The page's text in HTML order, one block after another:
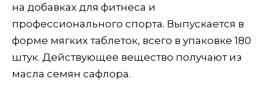
на добавках для фитнеса и
профессионального спорта. Выпускается в
форме мягких таблеток, всего в упаковке 180
штук. Действующее вещество получают из
масла семян сафлора.